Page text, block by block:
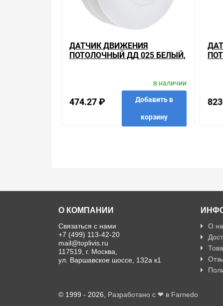
ДАТЧИК ДВИЖЕНИЯ
ПОТОЛОЧНЫЙ ДД 025 БЕЛЫЙ,
474.27 ₽
в наличии
Добавить в
корзину
О КОМПАНИИ
Связаться с нами
+7 (499) 113-42-20
mail@toplivis.ru
117519, г. Москва,
ул. Варшавское шоссе, 132а к1
О
© 1999 - 2026, Разработано с ❤ в Farnedo